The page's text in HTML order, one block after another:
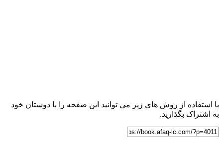
با استفاده از روش های زیر می توانید این صفحه را با دوستان خود
به اشتراک بگذارید.